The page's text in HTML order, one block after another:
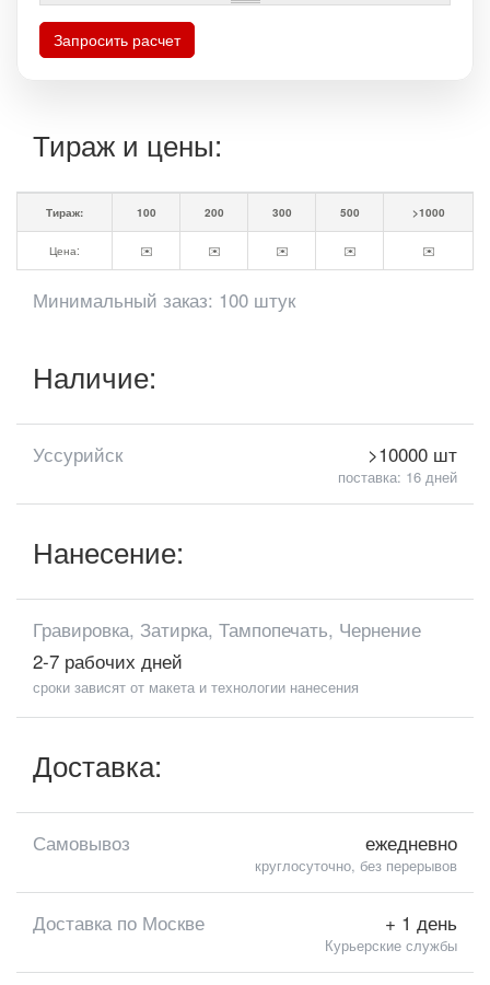
Запросить расчет
Тираж и цены:
Тираж: 100 200 300 500 >1000
Цена: ✉️ ✉️ ✉️ ✉️ ✉️
Минимальный заказ: 100 штук
Наличие:
Уссурийск >10000 шт
поставка: 16 дней
Нанесение:
Гравировка, Затирка, Тампопечать, Чернение
2-7 рабочих дней
сроки зависят от макета и технологии нанесения
Доставка:
Самовывоз ежедневно
круглосуточно, без перерывов
Доставка по Москве + 1 день
Курьерские службы